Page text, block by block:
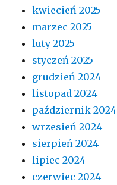
kwiecień 2025
marzec 2025
luty 2025
styczeń 2025
grudzień 2024
listopad 2024
październik 2024
wrzesień 2024
sierpień 2024
lipiec 2024
czerwiec 2024